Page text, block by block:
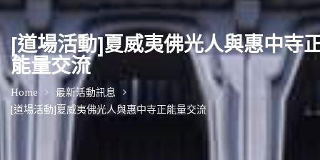
[道場活動]夏威夷佛光人與惠中寺
能量交流
Home
最新活動訊息
[道場活動]夏威夷佛光人與惠中寺正能量交流